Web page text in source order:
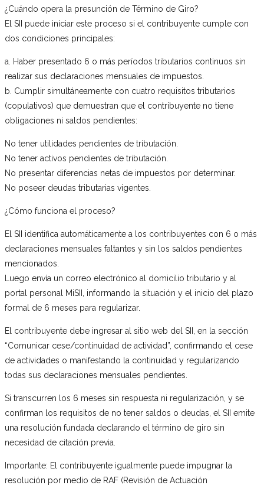
¿Cuándo opera la presunción de Término de Giro?
El SII puede iniciar este proceso si el contribuyente cumple con
dos condiciones principales:
a. Haber presentado 6 o más períodos tributarios continuos sin
realizar sus declaraciones mensuales de impuestos.
b. Cumplir simultáneamente con cuatro requisitos tributarios
(copulativos) que demuestran que el contribuyente no tiene
obligaciones ni saldos pendientes:
No tener utilidades pendientes de tributación.
No tener activos pendientes de tributación.
No presentar diferencias netas de impuestos por determinar.
No poseer deudas tributarias vigentes.
¿Cómo funciona el proceso?
El SII identifica automáticamente a los contribuyentes con 6 o más
declaraciones mensuales faltantes y sin los saldos pendientes
mencionados.
Luego envía un correo electrónico al domicilio tributario y al
portal personal MiSII, informando la situación y el inicio del plazo
formal de 6 meses para regularizar.
El contribuyente debe ingresar al sitio web del SII, en la sección
“Comunicar cese/continuidad de actividad”, confirmando el cese
de actividades o manifestando la continuidad y regularizando
todas sus declaraciones mensuales pendientes.
Si transcurren los 6 meses sin respuesta ni regularización, y se
confirman los requisitos de no tener saldos o deudas, el SII emite
una resolución fundada declarando el término de giro sin
necesidad de citación previa.
Importante: El contribuyente igualmente puede impugnar la
resolución por medio de RAF (Revisión de Actuación